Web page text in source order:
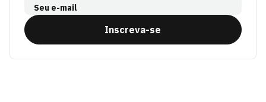
Seu e-mail
Inscreva-se